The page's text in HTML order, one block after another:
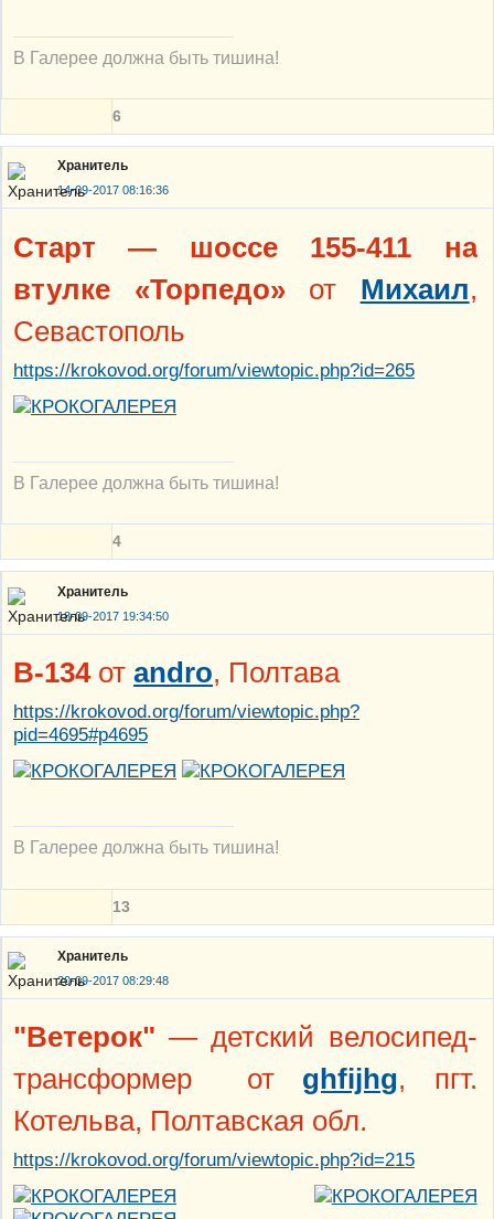
В Галерее должна быть тишина!
6
Хранитель
14-09-2017 08:16:36
Старт — шоссе 155-411 на
втулке «Торпедо»от Михаил,
Севастополь
https://krokovod.org/forum/viewtopic.php?id=265
В Галерее должна быть тишина!
4
Хранитель
18-09-2017 19:34:50
В-134от andro, Полтава
https://krokovod.org/forum/viewtopic.php?
pid=4695#p4695
В Галерее должна быть тишина!
13
Хранитель
20-09-2017 08:29:48
"Ветерок" — детский велосипед-
трансформер от ghfijhg, пгт.
Котельва, Полтавская обл.
https://krokovod.org/forum/viewtopic.php?id=215